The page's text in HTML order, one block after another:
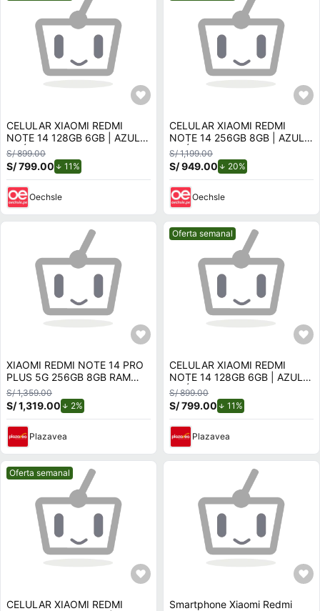
CELULAR XIAOMI REDMI
NOTE 14 128GB 6GB | AZUL
OCÉANO.
S/ 899.00
S/ 799.00 11%
Oechsle
CELULAR XIAOMI REDMI
NOTE 14 256GB 8GB | AZUL
OCÉANO
S/ 1,199.00
S/ 949.00 20%
Oechsle
XIAOMI REDMI NOTE 14 PRO
PLUS 5G 256GB 8GB RAM
AZUL
S/ 1,359.00
S/ 1,319.00 2%
Plazavea
Mejor precio.
Oferta semanal
CELULAR XIAOMI REDMI
NOTE 14 128GB 6GB | AZUL
OCÉANO.
S/ 899.00
S/ 799.00 11%
Plazavea
Mejor precio.
Oferta semanal
CELULAR XIAOMI REDMI
Smartphone Xiaomi Redmi